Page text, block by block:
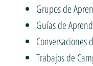
Grupos de
Guías de
Conversaciones
Trabajos de